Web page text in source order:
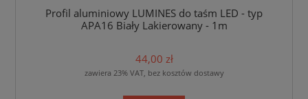
Profil aluminiowy LUMINES do taśm LED - typ
APA16 Biały Lakierowany - 1m
44,00 zł
zawiera 23% VAT, bez kosztów dostawy